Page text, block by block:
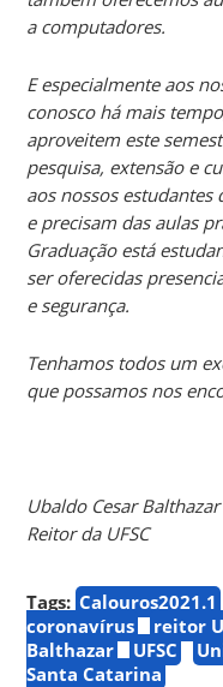
a computadores.
E especialmente aos
conosco há mais
aproveitem este
pesquisa, extensão e
aos nossos
e precisam das aulas
Graduação está
ser oferecidas
e segurança.
Tenhamos todos um
que possamos nos
Ubaldo Cesar Balthazar
Reitor da UFSC
Tags: Calouros2021.1
coronavírus
reitor
Balthazar
UFSC
Santa Catarina